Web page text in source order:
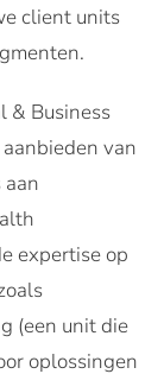
client units
& Business
van
expertise op
(een unit die
oplossingen